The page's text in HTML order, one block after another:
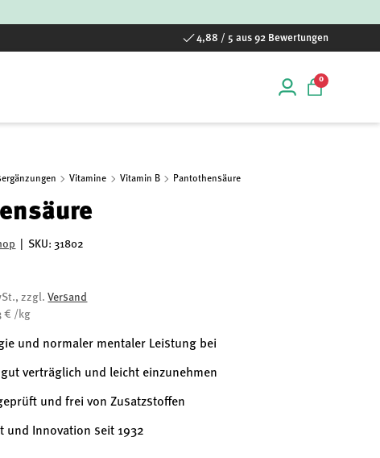
4,88 / 5 aus 92 Bewertungen
Einloggen
00 Artikel
Vitamine Vitamin B Pantothensäure
SKU: 31802
zzgl.Versand
€ /kg
und normaler mentaler Leistung bei
verträglich und leicht einzunehmen
und frei von Zusatzstoffen
und Innovation seit 1932